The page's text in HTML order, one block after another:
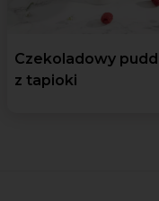
Czekoladowy
z tapioki